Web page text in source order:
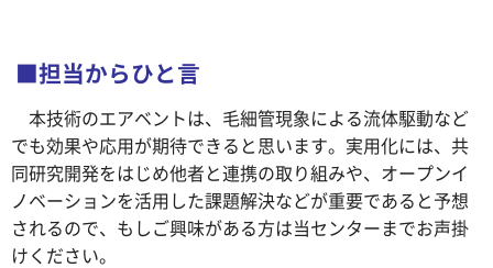
■担当からひと言
本技術のエアベントは、毛細管現象による流体駆動など
でも効果や応用が期待できると思います。実用化には、共
同研究開発をはじめ他者と連携の取り組みや、オープンイ
ノベーションを活用した課題解決などが重要であると予想
されるので、もしご興味がある方は当センターまでお声掛
けください。